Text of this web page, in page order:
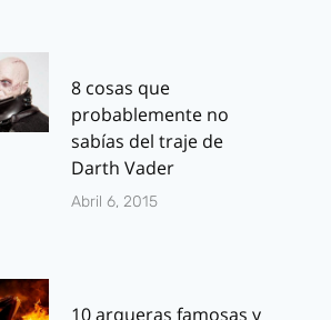
8 cosas que
probablemente no
sabías del traje de
Darth Vader
Abril 6, 2015
10 arqueras famosas y